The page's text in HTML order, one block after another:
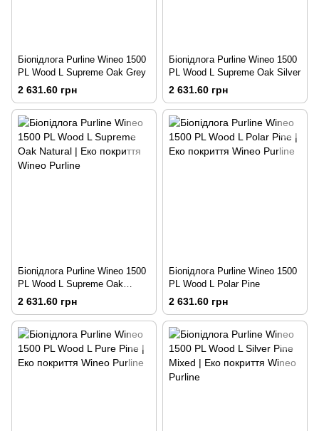
Біопідлога Purline Wineo 1500
PL Wood L Supreme Oak Grey
2 631.60 грн
Біопідлога Purline Wineo 1500
PL Wood L Supreme Oak Silver
2 631.60 грн
Біопідлога Purline Wineo 1500
PL Wood L Supreme Oak
Natural
2 631.60 грн
Біопідлога Purline Wineo 1500
PL Wood L Polar Pine
2 631.60 грн